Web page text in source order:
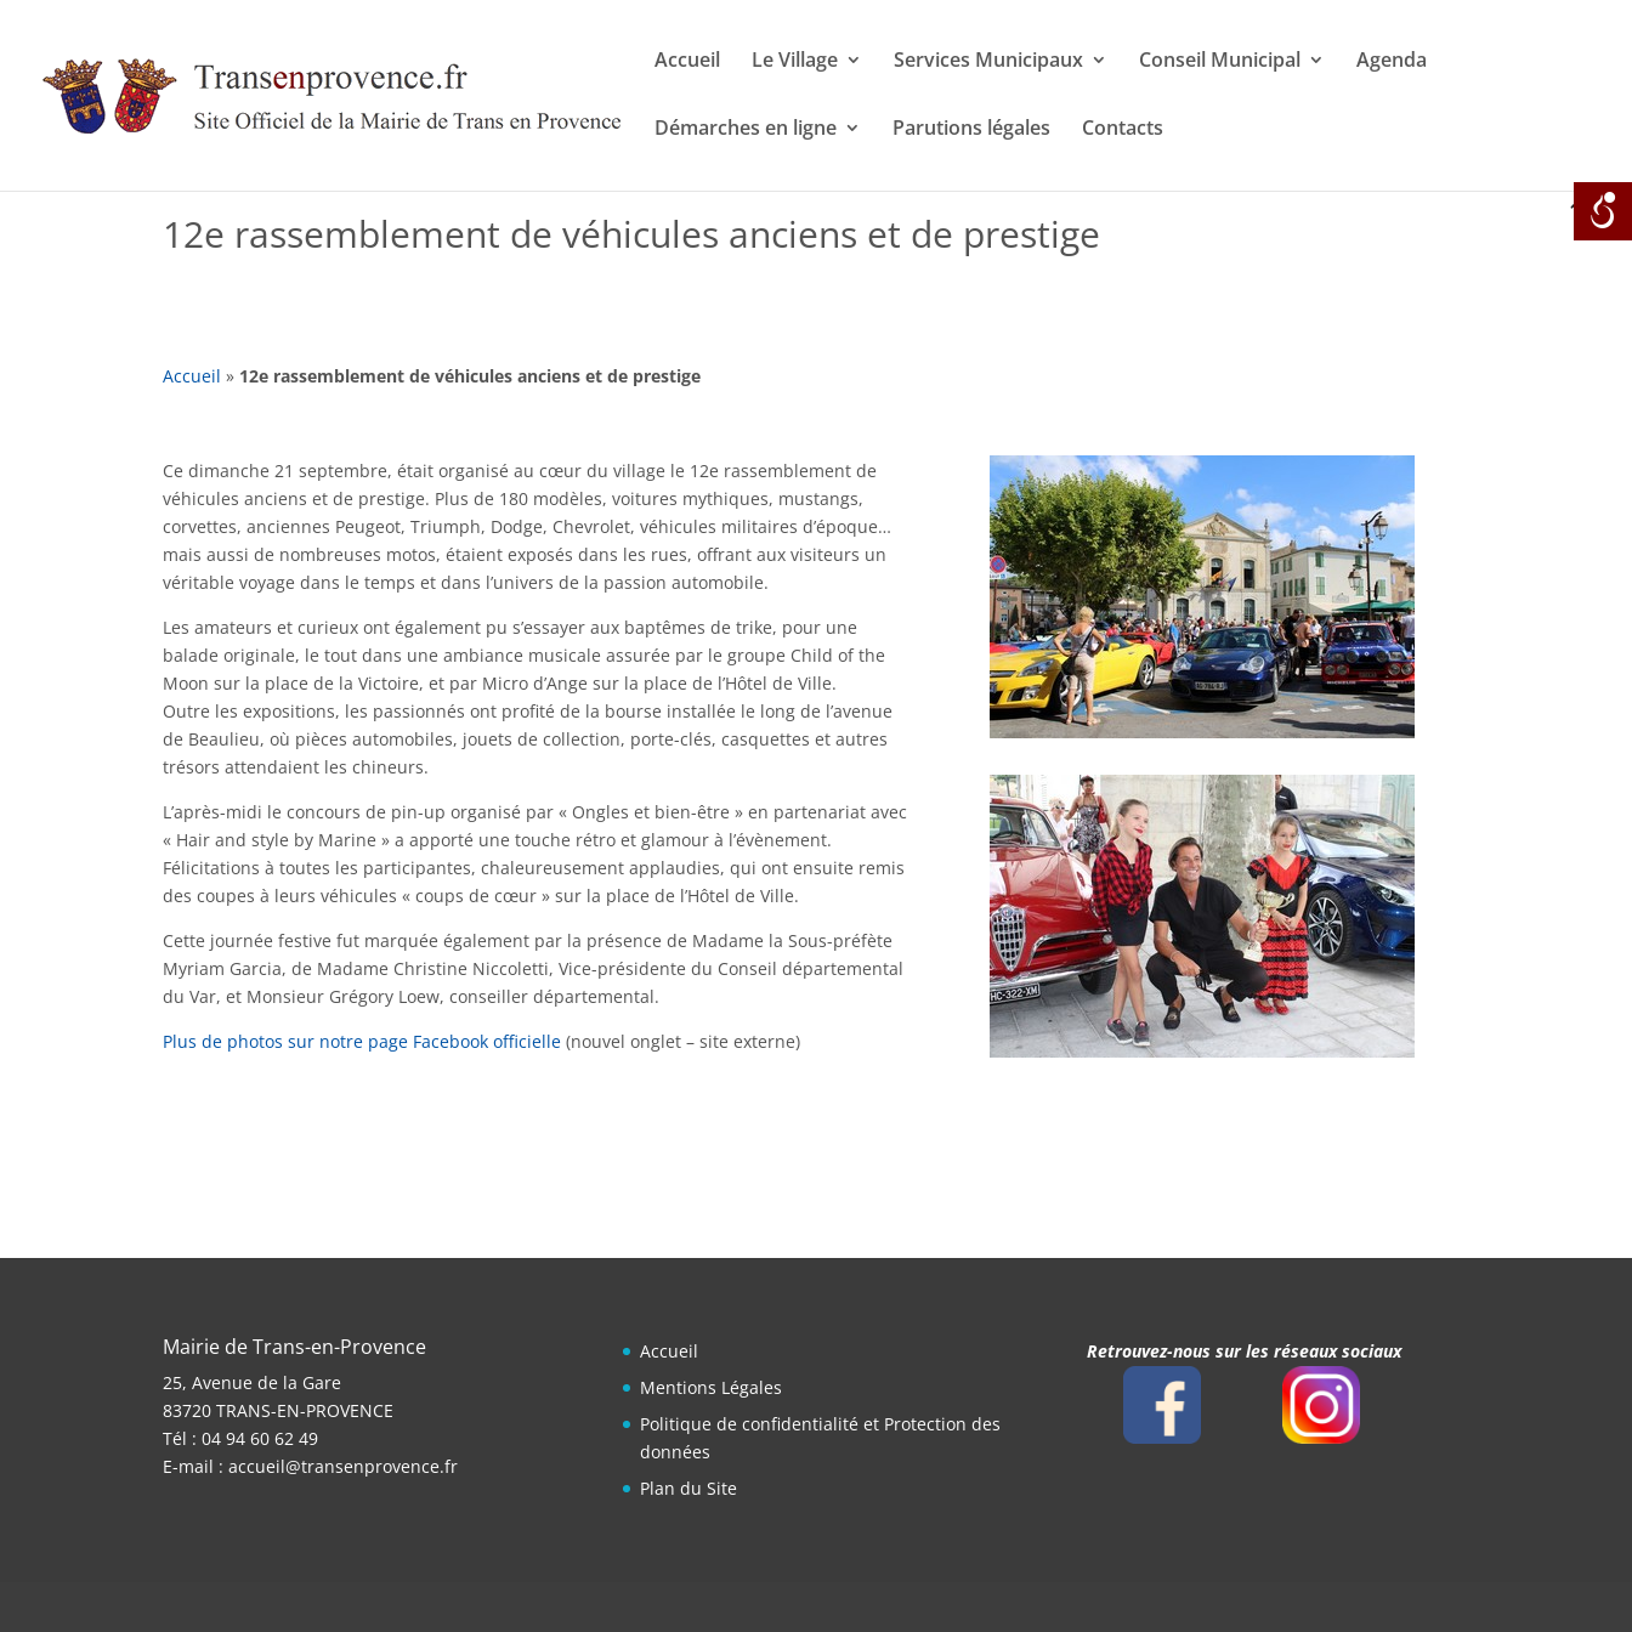
Accueil Le Village Services Municipaux Conseil Municipal Agenda
Démarches en ligne Parutions légales Contacts
12e rassemblement de véhicules anciens et de prestige
Accueil » 12e rassemblement de véhicules anciens et de prestige
Ce dimanche 21 septembre, était organisé au cœur du village le 12e rassemblement de
véhicules anciens et de prestige. Plus de 180 modèles, voitures mythiques, mustangs,
corvettes, anciennes Peugeot, Triumph, Dodge, Chevrolet, véhicules militaires d’époque…
mais aussi de nombreuses motos, étaient exposés dans les rues, offrant aux visiteurs un
véritable voyage dans le temps et dans l’univers de la passion automobile.
Les amateurs et curieux ont également pu s’essayer aux baptêmes de trike, pour une
balade originale, le tout dans une ambiance musicale assurée par le groupe Child of the
Moon sur la place de la Victoire, et par Micro d’Ange sur la place de l’Hôtel de Ville.
Outre les expositions, les passionnés ont profité de la bourse installée le long de l’avenue
de Beaulieu, où pièces automobiles, jouets de collection, porte-clés, casquettes et autres
trésors attendaient les chineurs.
L’après-midi le concours de pin-up organisé par « Ongles et bien-être » en partenariat avec
« Hair and style by Marine » a apporté une touche rétro et glamour à l’évènement.
Félicitations à toutes les participantes, chaleureusement applaudies, qui ont ensuite remis
des coupes à leurs véhicules « coups de cœur » sur la place de l’Hôtel de Ville.
Cette journée festive fut marquée également par la présence de Madame la Sous-préfète
Myriam Garcia, de Madame Christine Niccoletti, Vice-présidente du Conseil départemental
du Var, et Monsieur Grégory Loew, conseiller départemental.
Plus de photos sur notre page Facebook officielle (nouvel onglet – site externe)
Mairie de Trans-en-Provence
25, Avenue de la Gare
83720 TRANS-EN-PROVENCE
Tél : 04 94 60 62 49
E-mail :accueil@transenprovence.fr
Accueil
Mentions Légales
Politique de confidentialité et Protection des
données
Plan du Site
Retrouvez-nous sur les réseaux sociaux